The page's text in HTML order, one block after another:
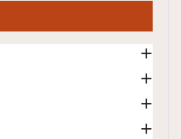



